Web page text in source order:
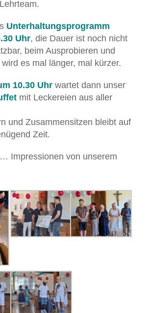
Unterhaltungsprogramm
Uhr, die Dauer ist noch nicht
beim Ausprobieren und
es mal länger, mal kürzer.
10.30 Uhr wartet dann unser
mit Leckereien aus aller
und Zusammensitzen bleibt auf
Zeit.
Impressionen von unserem